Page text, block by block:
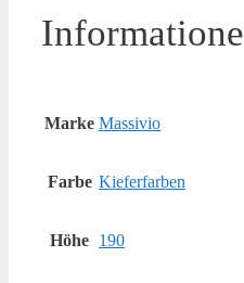
Marke Massivio
Farbe Kieferfarben
Höhe 190